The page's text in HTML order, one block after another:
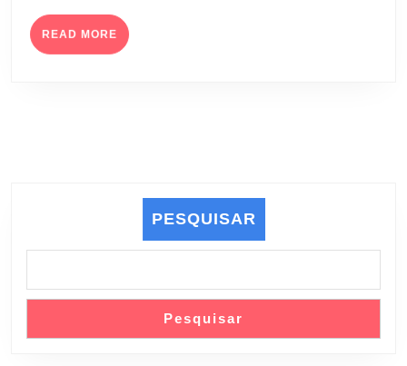
READ MORE READ
MORE
PESQUISAR
Pesquisar